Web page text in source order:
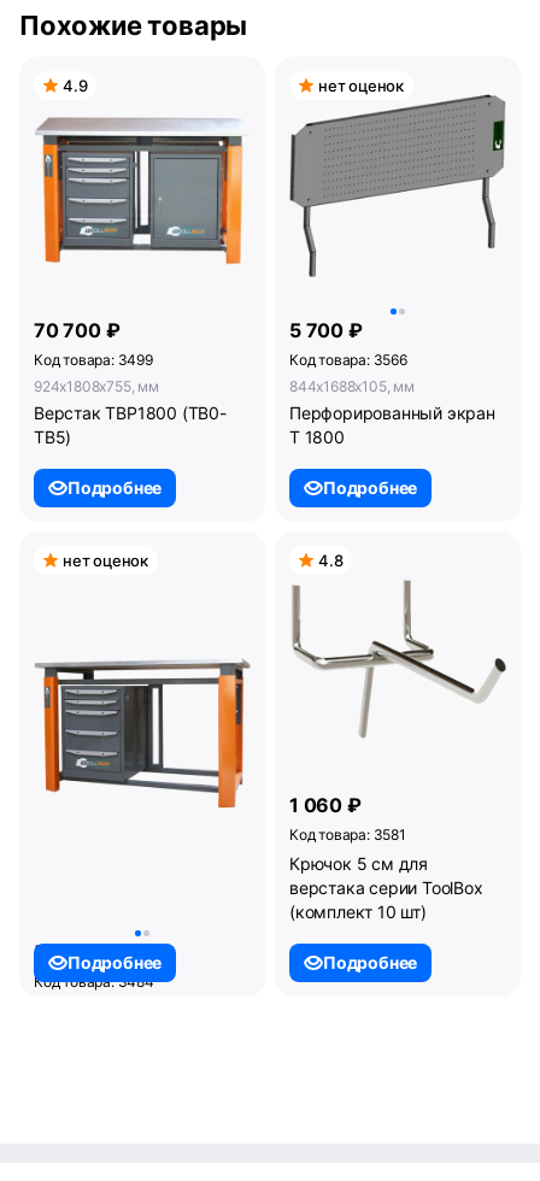
Похожие товары
4.9
70 700 ₽
Код товара: 3499
924x1808x755, мм
Верстак ТВР1800 (ТВ0-
ТВ5)
Подробнее
нет оценок
5 700 ₽
Код товара: 3566
844x1688x105, мм
Перфорированный экран
Т 1800
Подробнее
нет оценок
52 750 ₽
Код товара: 3484
Подробнее
4.8
1 060 ₽
Код товара: 3581
Крючок 5 см для
верстака серии ToolBox
(комплект 10 шт)
Подробнее